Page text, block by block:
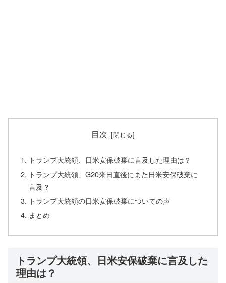
目次
トランプ大統領、日米安保破棄に言及した理由は？
トランプ大統領、G20来日直後にまた日米安保破棄に
言及？
トランプ大統領の日米安保破棄についての声
まとめ
トランプ大統領、日米安保破棄に言及した
理由は？